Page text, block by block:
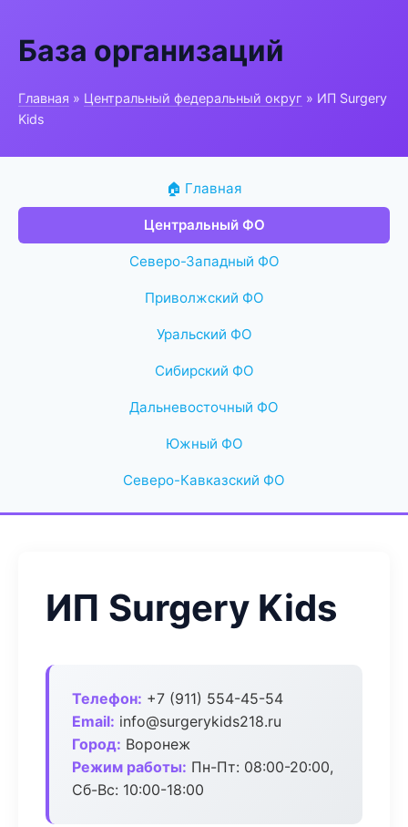
База организаций
Главная » Центральный федеральный округ » ИП Surgery
Kids
🏠 Главная
Центральный ФО
Северо-Западный ФО
Приволжский ФО
Уральский ФО
Сибирский ФО
Дальневосточный ФО
Южный ФО
Северо-Кавказский ФО
ИП Surgery Kids
Телефон: +7 (911) 554-45-54
Email: info@surgerykids218.ru
Город: Воронеж
Режим работы: Пн-Пт: 08:00-20:00,
Сб-Вс: 10:00-18:00